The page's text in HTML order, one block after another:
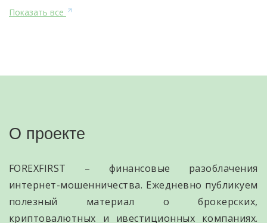
Показать все
О проекте
FOREXFIRST – финансовые разоблачения
интернет-мошенничества. Ежедневно публикуем
полезный материал о брокерских,
криптовалютных и ивестиционных компаниях.